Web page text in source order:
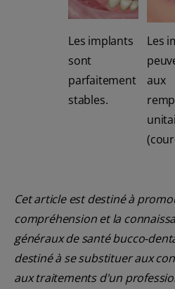
Les implants
sont
parfaitement
stables.
Les
aux
Cet article est destiné à
compréhension et la
généraux de santé bucco-
destiné à se substituer aux
aux traitements d'un